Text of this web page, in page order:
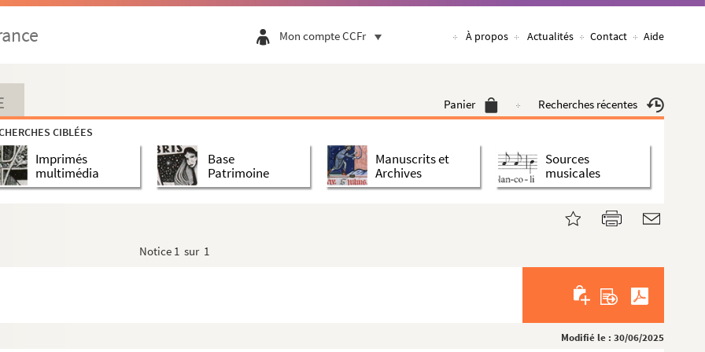
Mon compte CCFr À propos Actualités Contact Aide
Panier Recherches récentes
CIBLÉES
Imprimés
multimédia
Base
Patrimoine
Manuscrits et
Archives
Sources
musicales
Notice 1 sur 1
Modifié le : 30/06/2025